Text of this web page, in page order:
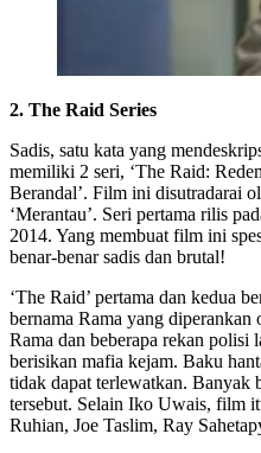
2. The Raid Series
Sadis, satu kata yang
memiliki 2 seri, ‘The Raid:
Berandal’. Film ini disutradarai
‘Merantau’. Seri pertama rilis
2014. Yang membuat film ini
benar-benar sadis dan brutal!
‘The Raid’ pertama dan kedua
bernama Rama yang
Rama dan beberapa rekan polisi
berisikan mafia kejam. Baku
tidak dapat terlewatkan. Banyak
tersebut. Selain Iko Uwais, film
Ruhian, Joe Taslim, Ray